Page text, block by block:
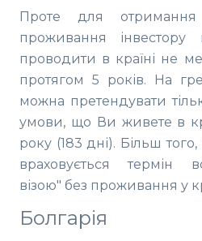
Проте для отримання
проживання
проводити в країні не
протягом 5 років. На
можна претендувати
умови, що Ви живете в
року (183 дні). Більш
враховується термін
візою" без проживання у
Болгарія